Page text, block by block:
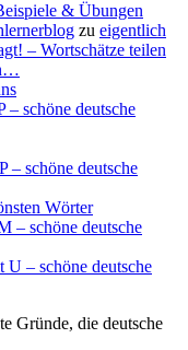
& Übungen
zu eigentlich
– Wortschätze teilen
– schöne deutsche
– schöne deutsche
Wörter
– schöne deutsche
U – schöne deutsche
Gründe, die deutsche